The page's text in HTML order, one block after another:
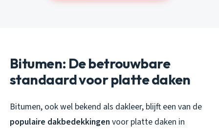
Bitumen: De betrouwbare
standaard voor platte daken
Bitumen, ook wel bekend als dakleer, blijft een van de
populaire dakbedekkingen voor platte daken in